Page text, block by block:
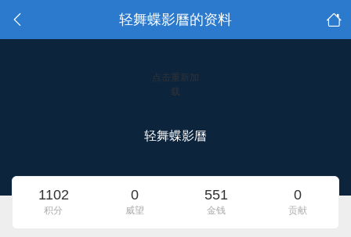
轻舞蝶影曆的资料
点击重新加
载
轻舞蝶影曆
1102
积分
0
威望
551
金钱
0
贡献